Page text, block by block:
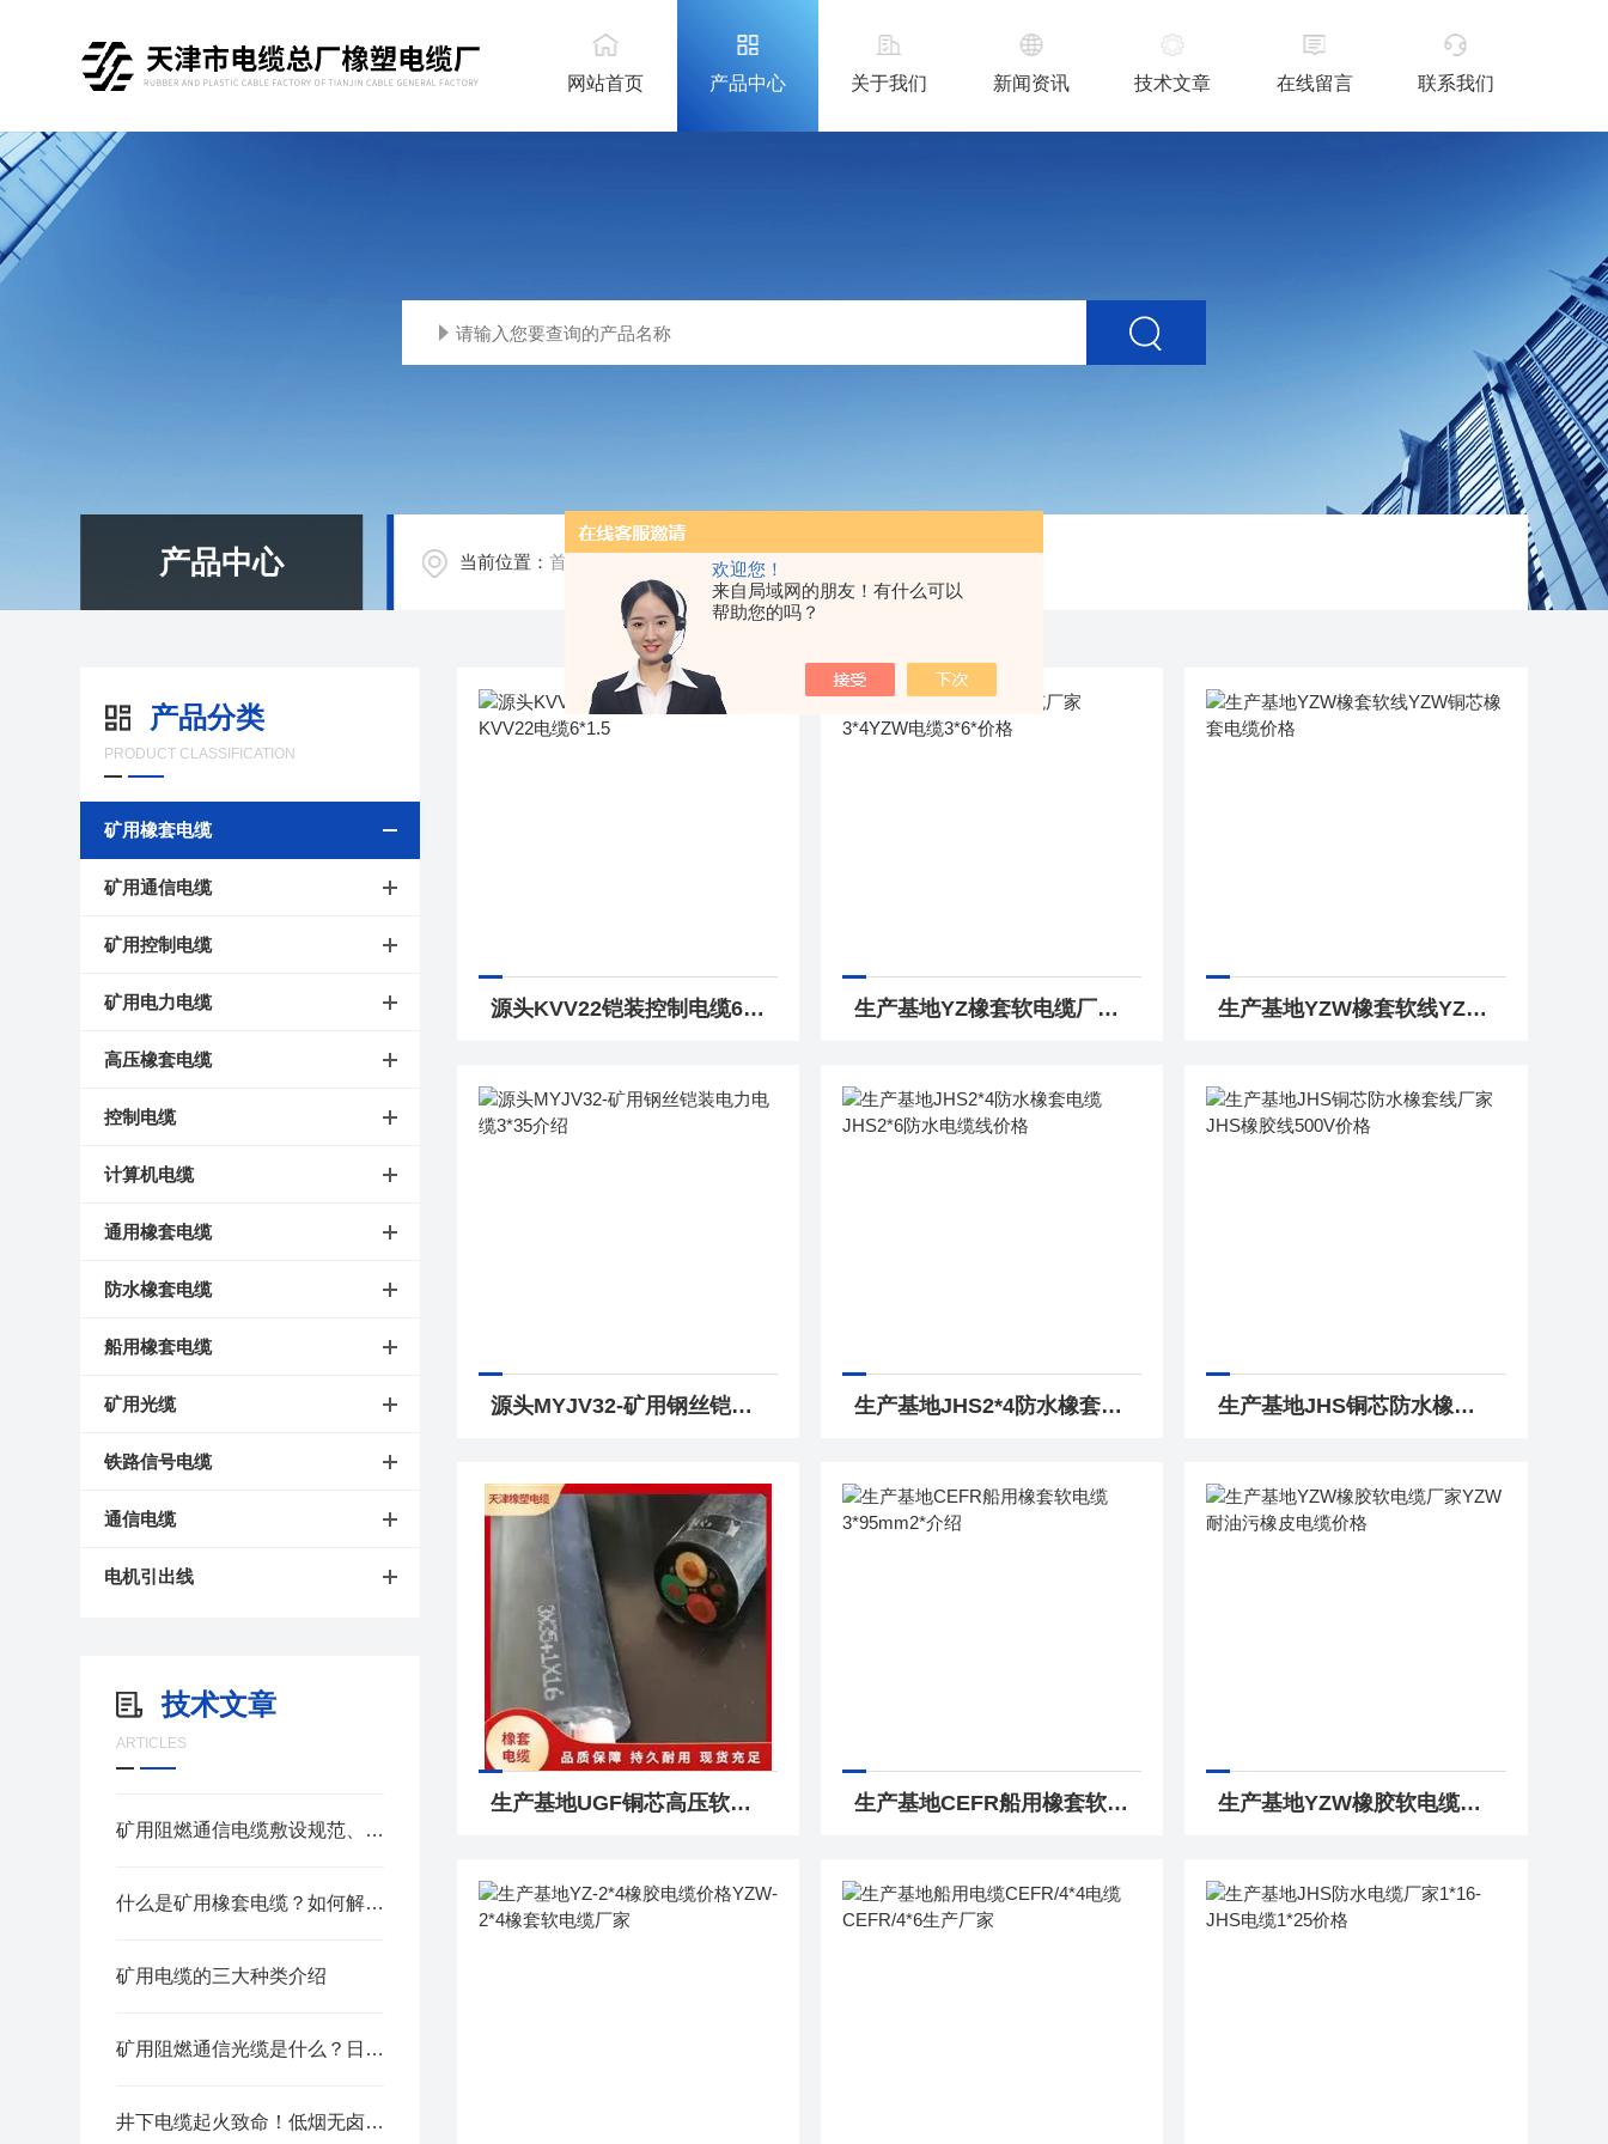
欢迎您！
来自局域网的朋友！有什么可以
帮助您的吗？
网站首页 产品中心 关于我们 新闻资讯 技术文章 在线留言 联系我们
产品中心 当前位置：首页
产品分类
PRODUCT CLASSIFICATION
矿用橡套电缆
矿用通信电缆
矿用控制电缆
矿用电力电缆
高压橡套电缆
控制电缆
计算机电缆
通用橡套电缆
防水橡套电缆
船用橡套电缆
矿用光缆
铁路信号电缆
通信电缆
电机引出线
技术文章
ARTICLES
矿用阻燃通信电缆敷设规范、日常巡检与老化判定方法
什么是矿用橡套电缆？如何解决井下电磁干扰难题
矿用电缆的三大种类介绍
矿用阻燃通信光缆是什么？日常维护与防护要点
井下电缆起火致命！低烟无卤矿用电缆到底好在哪
源头KVV22铠装控制电缆6*2.5-KVV22电缆6*1.5 生产基地YZ橡套软电缆厂家3*4YZW电缆3*6*价格 生产基地YZW橡套软线YZW铜芯橡套电缆价格
源头MYJV32-矿用钢丝铠装电力电缆3*35介绍 生产基地JHS2*4防水橡套电缆JHS2*6防水电缆线价格 生产基地JHS铜芯防水橡套线厂家JHS橡胶线500V价格
生产基地UGF铜芯高压软电缆UGF矿用高压橡套电缆厂家 生产基地CEFR船用橡套软电缆3*95mm2*介绍 生产基地YZW橡胶软电缆厂家YZW耐油污橡皮电缆价格